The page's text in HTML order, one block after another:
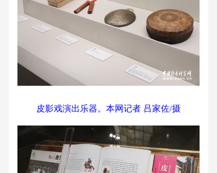
皮影戏演出乐器。本网记者 吕家佐/摄